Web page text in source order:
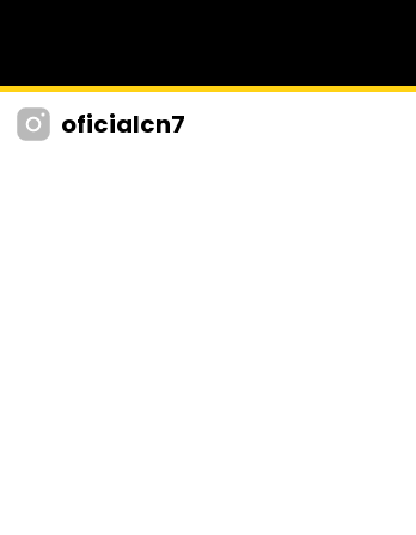
oficialcn7